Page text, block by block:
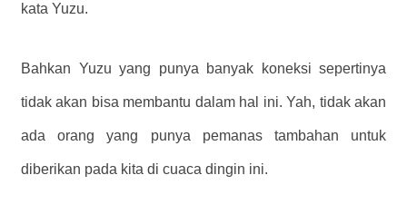
kata Yuzu.
Bahkan Yuzu yang punya banyak koneksi sepertinya
tidak akan bisa membantu dalam hal ini. Yah, tidak akan
ada orang yang punya pemanas tambahan untuk
diberikan pada kita di cuaca dingin ini.